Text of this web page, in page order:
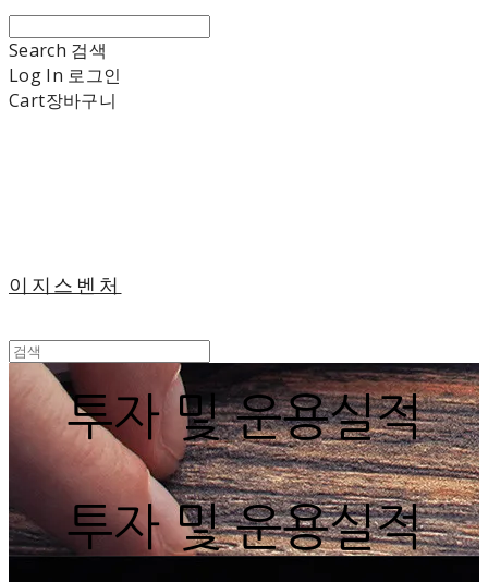
Search 검색
Log In 로그인
Cart장바구니
이지스벤처
투자 및 운용실적
투자 및 운용실적